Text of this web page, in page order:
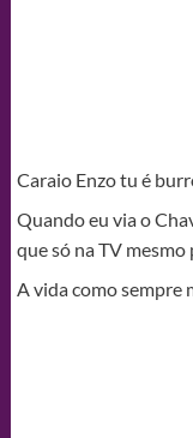
Caraio Enzo tu é
Quando eu via o
que só na TV mesmo
A vida como